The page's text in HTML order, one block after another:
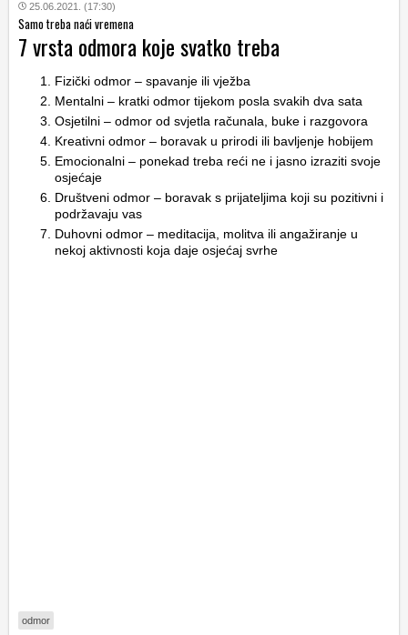
25.06.2021. (17:30)
Samo treba naći vremena
7 vrsta odmora koje svatko treba
Fizički odmor – spavanje ili vježba
Mentalni – kratki odmor tijekom posla svakih dva sata
Osjetilni – odmor od svjetla računala, buke i razgovora
Kreativni odmor – boravak u prirodi ili bavljenje hobijem
Emocionalni – ponekad treba reći ne i jasno izraziti svoje
osjećaje
Društveni odmor – boravak s prijateljima koji su pozitivni i
podržavaju vas
Duhovni odmor – meditacija, molitva ili angažiranje u
nekoj aktivnosti koja daje osjećaj svrhe
odmor